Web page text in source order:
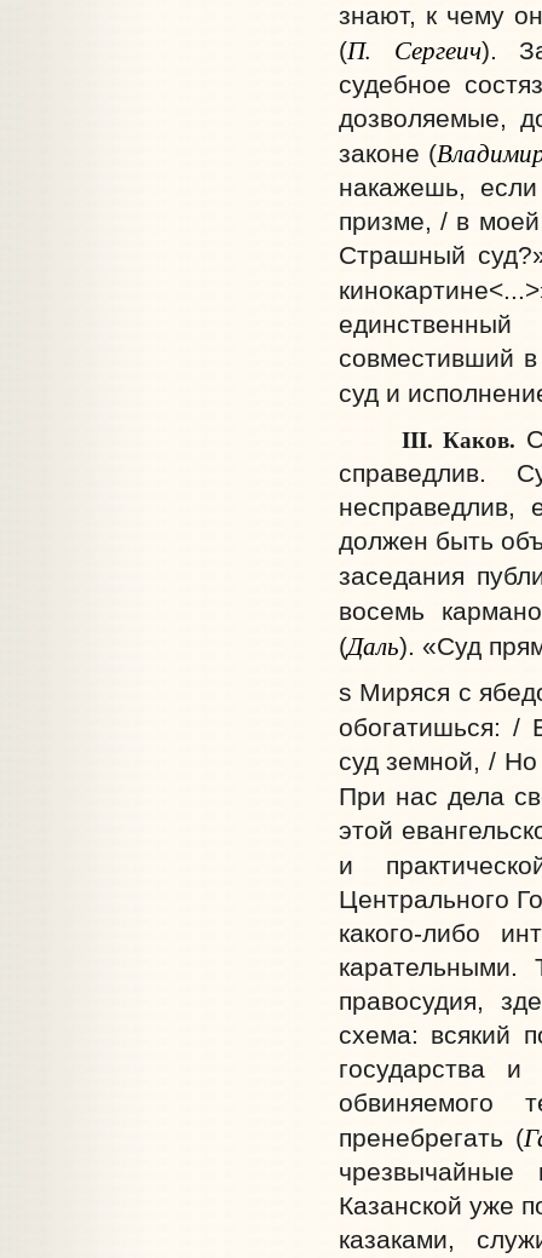
знают, к чему
(П. Сергеич).
судебное
дозволяемые,
законе (
накажешь,
призме, / в
Страшный
совместивший в
суд и
III. Каков.
справедлив.
должен быть
заседания
восемь
(Даль). «Суд
s Миряся с
обогатишься: /
суд земной, /
При нас дела
этой
и
Центрального
какого-либо
карательными.
правосудия,
схема: всякий
государства
обвиняемого
пренебрегать (
Казанской уже
казаками,